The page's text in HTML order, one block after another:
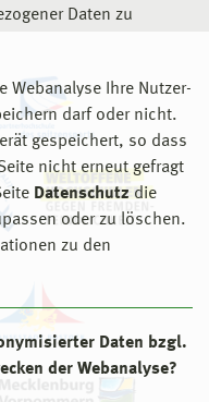
Daten zu
Webanalyse Ihre Nutzer-
darf oder nicht.
gespeichert, so dass
nicht erneut gefragt
Datenschutz die
oder zu löschen.
zu den
Daten bzgl.
der Webanalyse?